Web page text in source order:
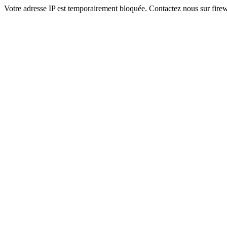
Votre adresse IP est temporairement bloquée. Contactez nous sur